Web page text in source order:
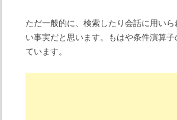
ただ一般的に、検索したり会話に用い
い事実だと思います。もはや条件演算
ています。